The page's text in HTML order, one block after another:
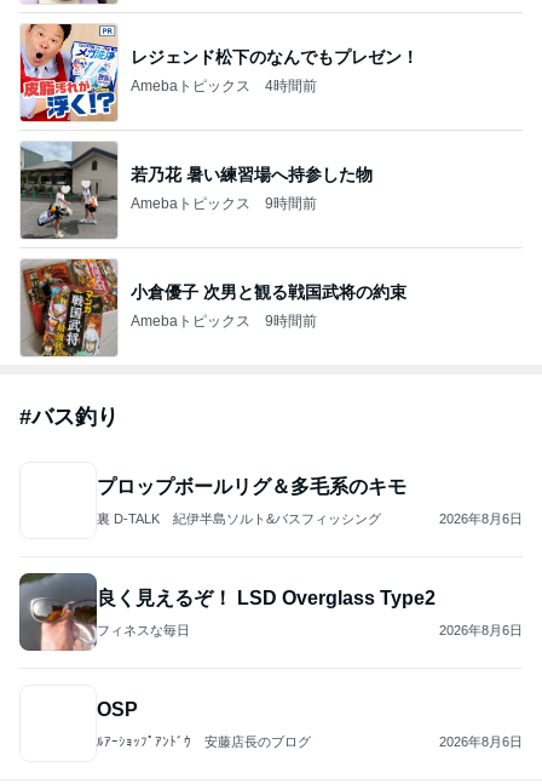
レジェンド松下のなんでもプレゼン！
Amebaトピックス 4時間前
若乃花 暑い練習場へ持参した物
Amebaトピックス 9時間前
小倉優子 次男と観る戦国武将の約束
Amebaトピックス 9時間前
#バス釣り
プロップボールリグ＆多毛系のキモ
裏 D-TALK 紀伊半島ソルト&バスフィッシング 2026年8月6日
良く見えるぞ！ LSD Overglass Type2
フィネスな毎日 2026年8月6日
OSP
ﾙｱｰｼｮｯﾌﾟｱﾝﾄﾞｳ 安藤店長のブログ 2026年8月6日